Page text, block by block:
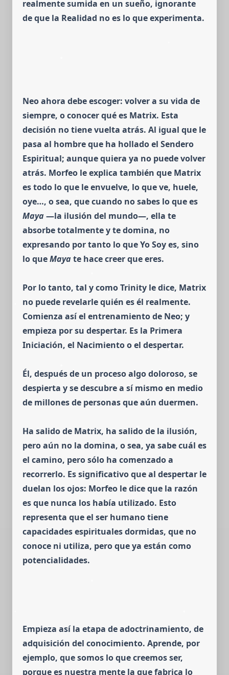
realmente sumida en un sueño, ignorante
de que la Realidad no es lo que experimenta.
Neo ahora debe escoger: volver a su vida de
siempre, o conocer qué es Matrix. Esta
decisión no tiene vuelta atrás. Al igual que le
pasa al hombre que ha hollado el Sendero
Espiritual; aunque quiera ya no puede volver
atrás. Morfeo le explica también que Matrix
es todo lo que le envuelve, lo que ve, huele,
oye…, o sea, que cuando no sabes lo que es
Maya—la ilusión del mundo—, ella te
absorbe totalmente y te domina, no
expresando por tanto lo que Yo Soy es, sino
lo queMayate hace creer que eres.
Por lo tan­to, tal y como Trinity le dice, Matrix
no puede revelarle quién es él real­men­te.
Comienza así el entrenamiento de Neo; y
empieza por su despertar. Es la Primera
Iniciación, el Nacimiento o el despertar.
Él, después de un pro­ceso algo doloroso, se
despierta y se descubre a sí mismo en medio
de mi­llo­nes de personas que aún duermen.
Ha salido de Matrix, ha salido de la ilusión,
pero aún no la domina, o sea, ya sabe cuál es
el camino, pero sólo ha comenzado a
recorrerlo. Es significativo que al despertar le
duelan los ojos: Morfeo le dice que la razón
es que nunca los había utilizado. Esto
representa que el ser humano tiene
capacidades espirituales dormidas, que no
conoce ni utiliza, pero que ya están como
potencialidades.
Empieza así la etapa de adoctrinamiento, de
adquisición del conocimiento. Aprende, por
ejemplo, que somos lo que creemos ser,
porque es nuestra mente la que fabrica lo